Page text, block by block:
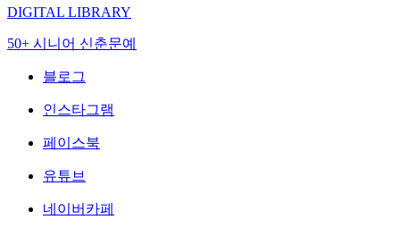
DIGITAL LIBRARY
50+ 시니어 신춘문예
블로그
인스타그램
페이스북
유튜브
네이버카페